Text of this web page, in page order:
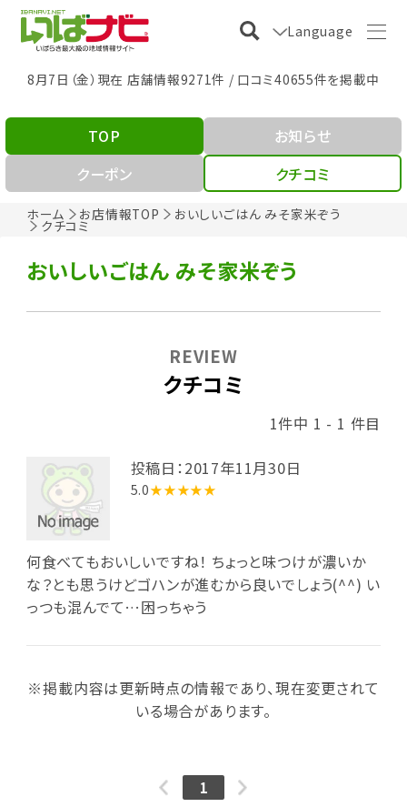
Language
8月7日（金）現在 店舗情報9271件 / 口コミ40655件を掲載中
ホーム お店情報TOP おいしいごはん みそ家米ぞう
クチコミ
TOP
お知らせ
クーポン
クチコミ
おいしいごはん みそ家米ぞう
クチコミ
REVIEW
1件中 1 - 1 件目
投稿日：2017年11月30日
5.0★★★★★
何食べてもおいしいですね！ ちょっと味つけが濃いか
な？とも思うけどゴハンが進むから良いでしょう(^^) い
っつも混んでて…困っちゃう
※掲載内容は更新時点の情報であり、現在変更されて
いる場合があります。
1